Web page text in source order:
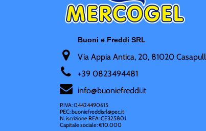
Buoni e Freddi SRL
Via Appia Antica, 20, 81020
+39 0823494481
info@buoniefreddi.it
P.IVA: 04424490615
PEC: buoniefreddisrl@pec.it
N. iscrizione REA: CE325801
Capitale sociale: €10.000